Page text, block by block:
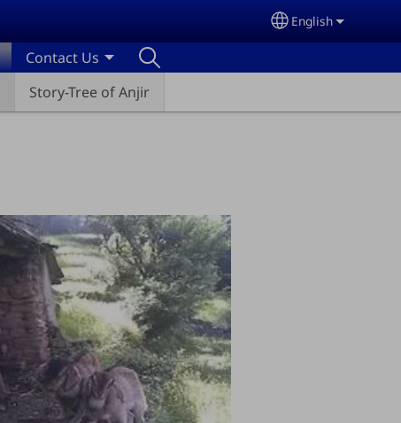
Select your
English
Story-Tree of Anjir
Contact Us